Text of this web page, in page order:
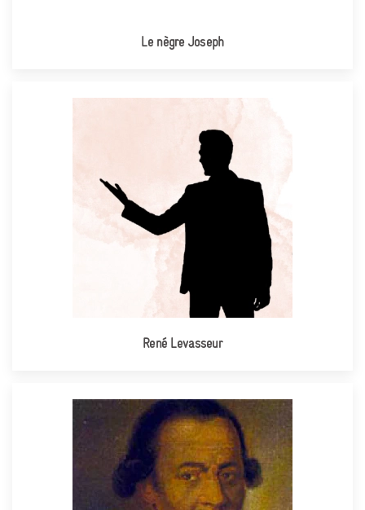
Le nègre Joseph
René Levasseur